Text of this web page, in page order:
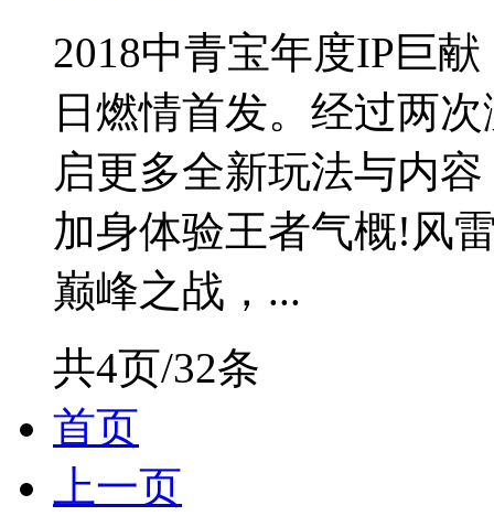
2018中青宝年度IP巨
日燃情首发。经过两
启更多全新玩法与内
加身体验王者气概!风
巅峰之战，...
共4页/32条
首页
上一页